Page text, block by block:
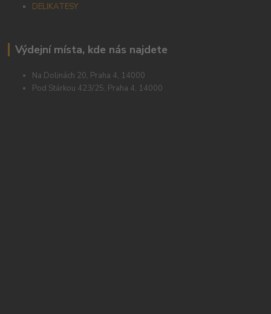
DELIKATESY
Výdejní místa, kde nás najdete
Na Dolinách 20, Praha 4, 14000
Pod Stárkou 423/25, Praha 4, 14000